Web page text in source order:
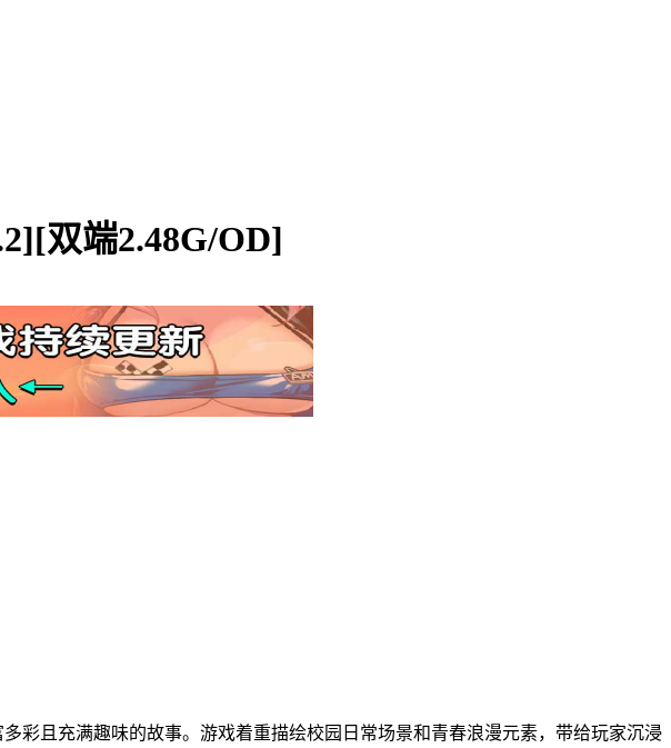
双端2.48G/OD]
彩且充满趣味的故事。游戏着重描绘校园日常场景和青春浪漫元素，带给玩家沉浸